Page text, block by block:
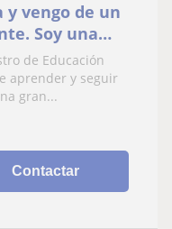
vengo de un
Soy una
enseñar a
niños de
de
de Educación
aprender y seguir
gran...
Contactar